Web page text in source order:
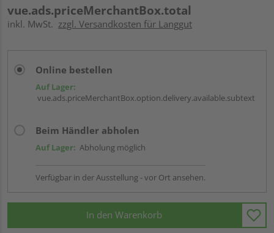
vue.ads.priceMerchantBox.total
inkl. MwSt. zzgl. Versandkosten für Langgut
Online bestellen
Auf Lager:
vue.ads.priceMerchantBox.option.delivery.available.subtext
Beim Händler abholen
Auf Lager: Abholung möglich
Verfügbar in der Ausstellung - vor Ort ansehen.
In den Warenkorb